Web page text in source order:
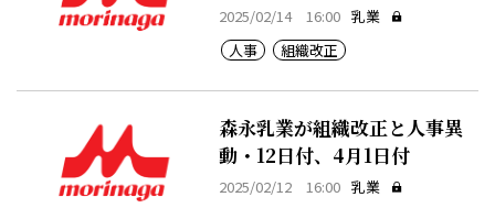
2025/02/14 16:00 乳業
人事
組織改正
森永乳業が組織改正と人事異
動・12日付、4月1日付
2025/02/12 16:00 乳業